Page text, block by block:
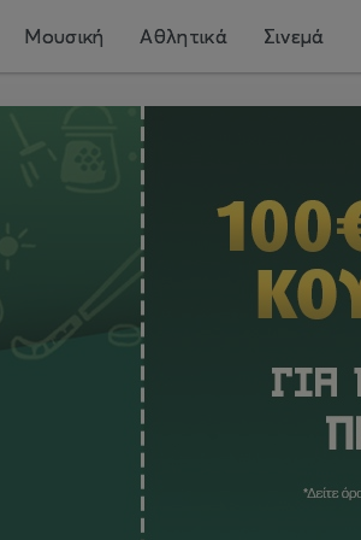
Μουσική Αθλητικά Σινεμά